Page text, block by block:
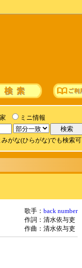
ミニ情報
がな(ひらがな)でも検索
歌手： back number
作詞：清水依与吏
作曲：清水依与吏